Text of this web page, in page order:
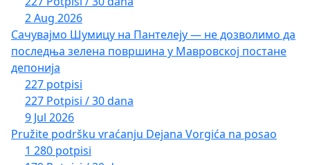
2 Aug 2026
Сачувајмо Шумицу на Пантелеју — не дозволимо да
последња зелена површина у Мавровској постане
депонија
227 potpisi
227 Potpisi / 30 dana
9 Jul 2026
Pružite podršku vraćanju Dejana Vorgića na posao
1 280 potpisi